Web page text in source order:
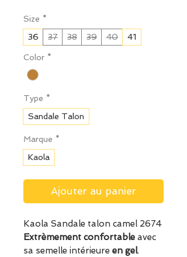
Size *
36
37 38 39 40 41
Color *
Type *
Sandale Talon
Marque *
Kaola
Ajouter au panier
Kaola Sandale talon camel 2674
Extrèmement confortable avec
sa semelle intérieure en gel.